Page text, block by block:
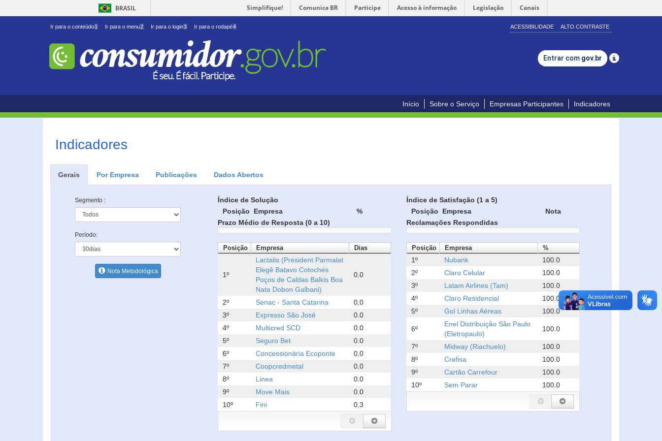
BRASIL Simplifique! Comunica BR Participe Acesso à informação Legislação Canais
Ir para o conteúdo1 Ir para o menu2 Ir para o login3 Ir para o rodapé4 ACESSIBILIDADE ALTO CONTRASTE
Entrar com gov.br
Início Sobre o Serviço Empresas Participantes Indicadores
Indicadores
Gerais Por Empresa Publicações Dados Abertos
Segmento :
Período:
Nota Metodológica
Índice de Solução
Posição
Empresa %
Índice de Satisfação (1 a 5)
Posição
Empresa
Nota
Prazo Médio de Resposta (0 a 10)
Posição Empresa Dias
1º
Lactalis (Président Parmalat
Elegê Batavo Cotochés
Poços de Caldas Balkis Boa
Nata Dobon Galbani)
0.0
2º Senac - Santa Catarina
0.0
3º
Expresso São José
0.0
4º
Multicred SCD
0.0
5º
Seguro Bet
0.0
6º
Concessionária Ecoponte
0.0
7º
Coopcredmetal
0.0
8º
Linea
0.0
9º
Move Mais
0.0
10º
Fini 0.3
Reclamações Respondidas
Posição Empresa %
1º Nubank
100.0
2º
Claro Celular
100.0
3º
Latam Airlines (Tam)
100.0
4º
Claro Residencial
100.0
5º
Gol Linhas Aéreas 100.0
6º
Enel Distribuição São Paulo
(Eletropaulo)
100.0
7º Midway (Riachuelo)
100.0
8º
Crefisa
100.0
9º
Cartão Carrefour
100.0
10º
Sem Parar 100.0